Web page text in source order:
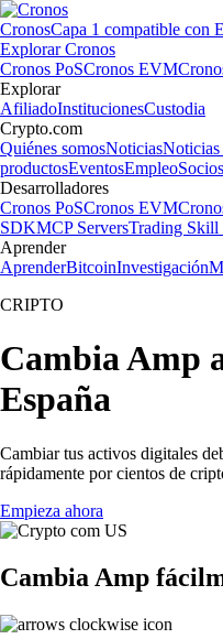
CronosCapa 1 compatible con
Explorar Cronos
Cronos PoSCronos EVM
Explorar
AfiliadoInstitucionesCustodia
Crypto.com
Quiénes somosNoticiasNoticias
productosEventosEmpleoSocios
Desarrolladores
Cronos PoSCronos EVM
SDKMCP ServersTrading Skill
Aprender
AprenderBitcoinInvestigación
CRIPTO
Cambia Amp
España
Cambiar tus activos digitales
rápidamente por cientos de
Empieza ahora
Cambia Amp